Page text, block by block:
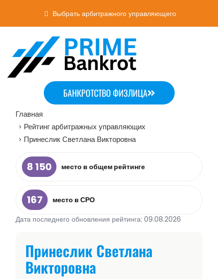
Выбрать арбитражного управляющего
БАНКРОТСТВО ФИЗЛИЦА
Главная
> Рейтинг арбитражных управляющих
> Принеслик Светлана Викторовна
8 150 место в общем рейтинге
167
место в СРО
Дата последнего обновления рейтинга: 09.08.2026
Принеслик Светлана
Викторовна